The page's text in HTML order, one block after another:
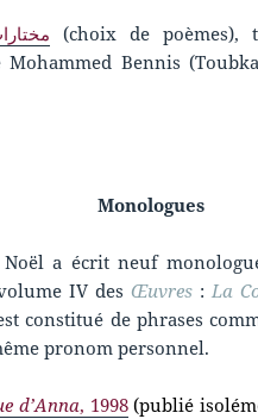
(choix de poèmes),
Mohammed Bennis
Monologues
a écrit neuf
IV des Œuvres :La
constitué de phrases
pronom personnel.
d’Anna, 1998 (publié